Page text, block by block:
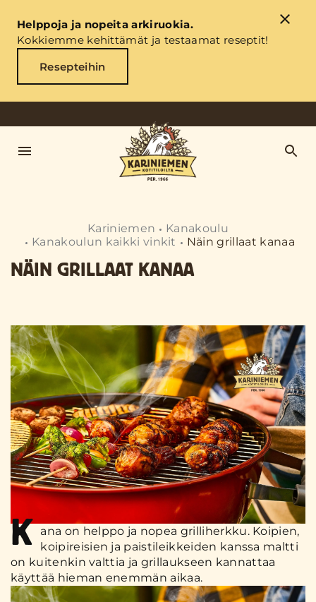
Helppoja ja nopeita arkiruokia.
Kokkiemme kehittämät ja testaamat reseptit!
Resepteihin
Kariniemen
Kanakoulu
Kanakoulun kaikki vinkit
Näin grillaat kanaa
NÄIN GRILLAAT KANAA
K ana on helppo ja nopea grilliherkku. Koipien,
koipireisien ja paistileikkeiden kanssa maltti
on kuitenkin valttia ja grillaukseen kannattaa
käyttää hieman enemmän aikaa.